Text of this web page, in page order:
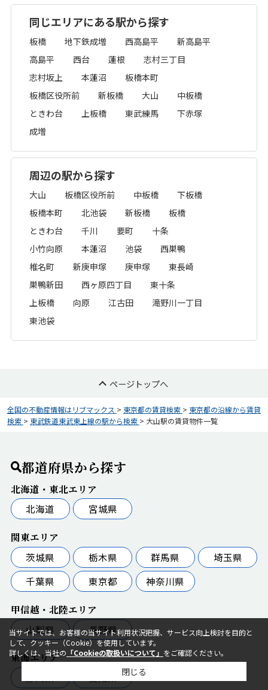
同じエリアにある駅から探す
板橋 地下鉄成増 西高島平
新高島平
高島平
西台 蓮根
志村三丁目
志村坂上
本蓮沼
板橋本町
板橋区役所前
新板橋 大山
中板橋
ときわ台
上板橋 東武練馬
下赤塚
成増
周辺の駅から探す
大山 板橋区役所前 中板橋
下板橋
板橋本町
北池袋 新板橋
板橋
ときわ台
千川 要町
十条
小竹向原
本蓮沼 池袋
西巣鴨
椎名町
新庚申塚 庚申塚
東長崎
巣鴨新田
西ヶ原四丁目
東十条
上板橋
向原 江古田
滝野川一丁目
東池袋
ページトップへ
全国の不動産情報はリブマックス > 東京都の賃貸検索 > 東京都の沿線から賃貸
検索 > 東武鉄道東武東上線の駅から検索 > 大山駅の賃貸物件一覧
都道府県から探す
北海道・東北エリア
北海道
宮城県
関東エリア
茨城県
栃木県 群馬県
埼玉県
千葉県
東京都 神奈川県
甲信越・北陸エリア
山梨県
長野県
東海エリア
当サイトでは、お客様の当サイト利用状況把握、サービス向上検討を目的と
して、クッキー（Cookie）を使用しています。
詳しくは、当社の 「Cookieの取扱いについて」 をご確認ください。
閉じる